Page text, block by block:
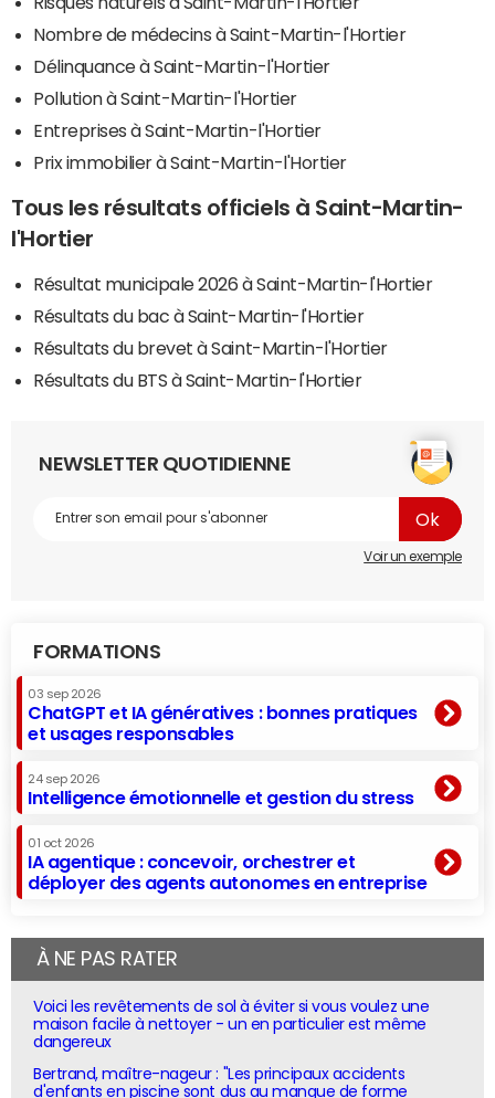
Nombre de médecins à Saint-Martin-l'Hortier
Délinquance à Saint-Martin-l'Hortier
Pollution à Saint-Martin-l'Hortier
Entreprises à Saint-Martin-l'Hortier
Prix immobilier à Saint-Martin-l'Hortier
Tous les résultats officiels à Saint-Martin-
l'Hortier
Résultat municipale 2026 à Saint-Martin-l'Hortier
Résultats du bac à Saint-Martin-l'Hortier
Résultats du brevet à Saint-Martin-l'Hortier
Résultats du BTS à Saint-Martin-l'Hortier
NEWSLETTER QUOTIDIENNE
Voir un exemple
FORMATIONS
03 sep 2026
ChatGPT et IA génératives : bonnes pratiques
et usages responsables
24 sep 2026
Intelligence émotionnelle et gestion du stress
01 oct 2026
IA agentique : concevoir, orchestrer et
déployer des agents autonomes en entreprise
À NE PAS RATER
Voici les revêtements de sol à éviter si vous voulez une
maison facile à nettoyer - un en particulier est même
dangereux
Bertrand, maître-nageur : "Les principaux accidents
d'enfants en piscine sont dus au manque de forme